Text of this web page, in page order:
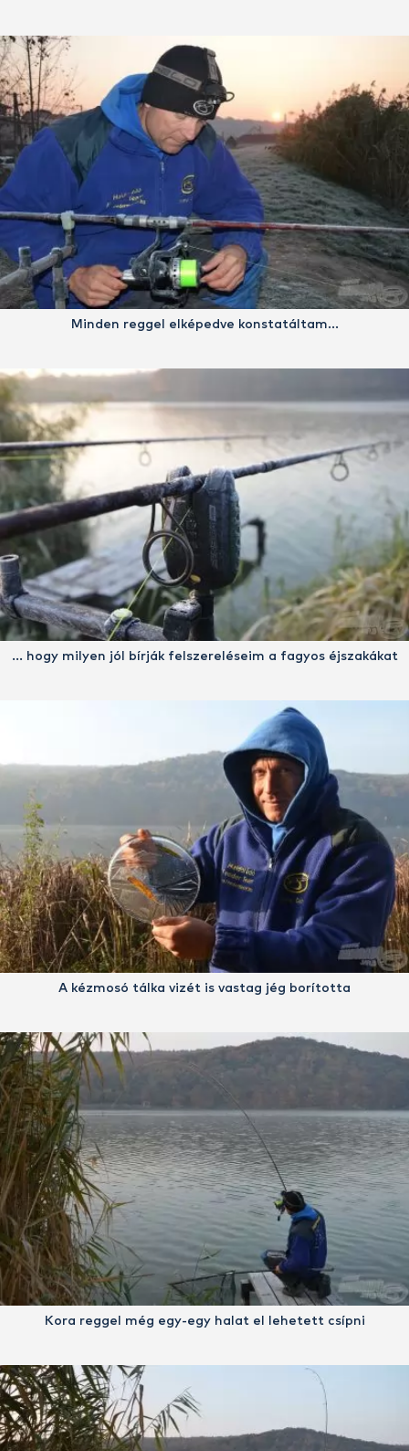
Minden reggel elképedve konstatáltam…
… hogy milyen jól bírják felszereléseim a fagyos éjszakákat
A kézmosó tálka vizét is vastag jég borította
Kora reggel még egy-egy halat el lehetett csípni